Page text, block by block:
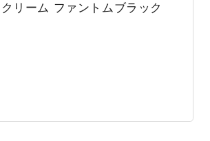
リーム ファントムブラック